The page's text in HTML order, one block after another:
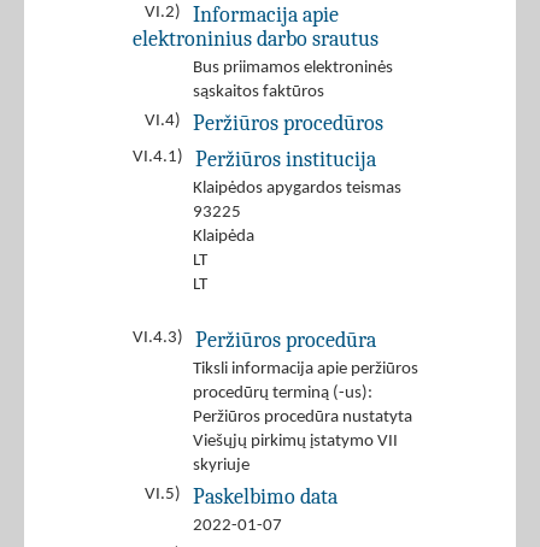
VI.2)
Informacija apie
elektroninius darbo srautus
Bus priimamos elektroninės
sąskaitos faktūros
VI.4)
Peržiūros procedūros
VI.4.1) Peržiūros institucija
Klaipėdos apygardos teismas
93225
Klaipėda
LT
LT
VI.4.3) Peržiūros procedūra
Tiksli informacija apie peržiūros
procedūrų terminą (-us):
Peržiūros procedūra nustatyta
Viešųjų pirkimų įstatymo VII
skyriuje
VI.5)
Paskelbimo data
2022-01-07